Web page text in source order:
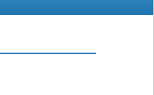
O-Töne,